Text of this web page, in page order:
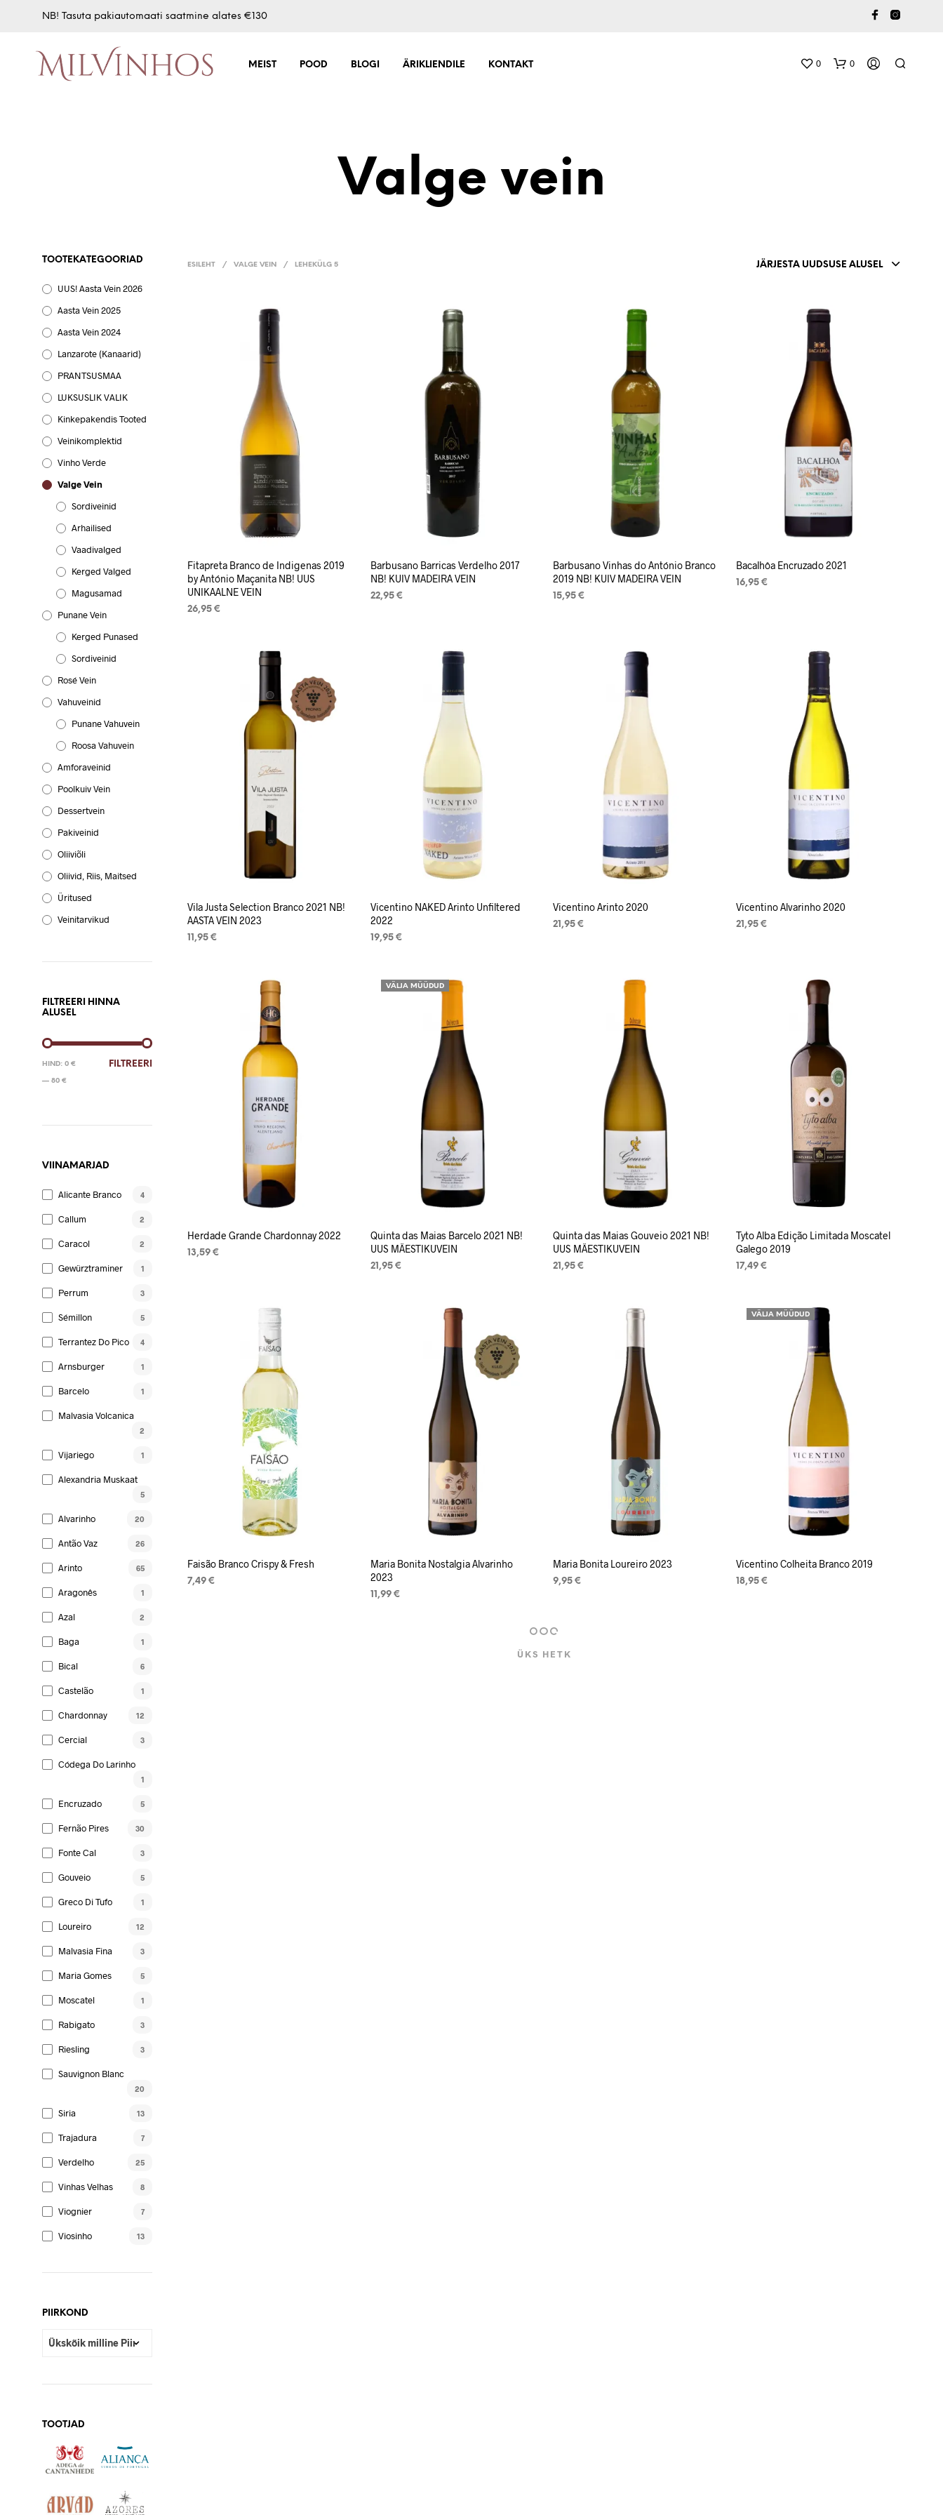
NB! Tasuta pakiautomaati saatmine alates €130
MEIST POOD BLOGI ÄRIKLIENDILE KONTAKT 0 0
Valge vein
TOOTEKATEGOORIAD
UUS! Aasta Vein 2026
Aasta Vein 2025
Aasta Vein 2024
Lanzarote (Kanaarid)
PRANTSUSMAA
LUKSUSLIK VALIK
Kinkepakendis Tooted
Veinikomplektid
Vinho Verde
Valge Vein
Sordiveinid
Arhailised
Vaadivalged
Kerged Valged
Magusamad
Punane Vein
Kerged Punased
Sordiveinid
Rosé Vein
Vahuveinid
Punane Vahuvein
Roosa Vahuvein
Amforaveinid
Poolkuiv Vein
Dessertvein
Pakiveinid
Oliiviõli
Oliivid, Riis, Maitsed
Üritused
Veinitarvikud
FILTREERI HINNA
ALUSEL
MINIMAALNE
HIND
MAKSIMAALNE
HIND
FILTREERI
HIND: 0 €
— 80 €
VIINAMARJAD
Alicante Branco 4
Callum 2
Caracol 2
Gewürztraminer 1
Perrum 3
Sémillon 5
Terrantez Do Pico 4
Arnsburger 1
Barcelo 1
Malvasia Volcanica
2
Vijariego 1
Alexandria Muskaat
5
Alvarinho 20
Antão Vaz 26
Arinto 65
Aragonês 1
Azal 2
Baga 1
Bical 6
Castelão 1
Chardonnay 12
Cercial 3
Códega Do Larinho
1
Encruzado 5
Fernão Pires 30
Fonte Cal 3
Gouveio 5
Greco Di Tufo 1
Loureiro 12
Malvasia Fina 3
Maria Gomes 5
Moscatel 1
Rabigato 3
Riesling 3
Sauvignon Blanc
20
Siria 13
Trajadura 7
Verdelho 25
Vinhas Velhas 8
Viognier 7
Viosinho 13
PIIRKOND
TOOTJAD
ESILEHT / VALGE VEIN / LEHEKÜLG 5 JÄRJESTA UUDSUSE ALUSEL
Fitapreta Branco de Indigenas 2019
by António Maçanita NB! UUS
UNIKAALNE VEIN
26,95€
Barbusano Barricas Verdelho 2017
NB! KUIV MADEIRA VEIN
22,95 €
Barbusano Vinhas do António Branco
2019 NB! KUIV MADEIRA VEIN
15,95€
Bacalhôa Encruzado 2021
16,95 €
Vila Justa Selection Branco 2021 NB!
AASTA VEIN 2023
11,95€
Vicentino NAKED Arinto Unfiltered
2022
19,95 €
Vicentino Arinto 2020
21,95€
Vicentino Alvarinho 2020
21,95 €
Herdade Grande Chardonnay 2022
13,59€
VÄLJA MÜÜDUD
Quinta das Maias Barcelo 2021 NB!
UUS MÄESTIKUVEIN
21,95 €
Quinta das Maias Gouveio 2021 NB!
UUS MÄESTIKUVEIN
21,95€
Tyto Alba Edição Limitada Moscatel
Galego 2019
17,49 €
Faisão Branco Crispy & Fresh
7,49€
Maria Bonita Nostalgia Alvarinho
2023
11,99 €
Maria Bonita Loureiro 2023
9,95€
VÄLJA MÜÜDUD
Vicentino Colheita Branco 2019
18,95 €